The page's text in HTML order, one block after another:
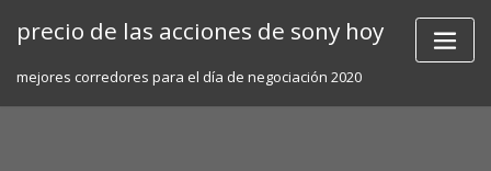
precio de las acciones de sony hoy
mejores corredores para el día de negociación 2020